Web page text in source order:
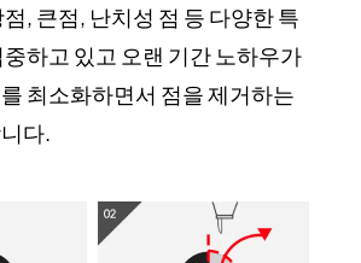
, 큰점, 난치성 점 등 다양한 특
하고 있고 오랜 기간 노하우가
최소화하면서 점을 제거하는
다.